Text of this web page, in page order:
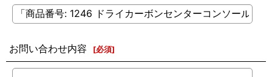
お問い合わせ内容 [必須]